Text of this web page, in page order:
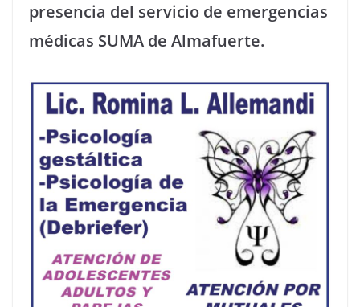
presencia del servicio de emergencias
médicas SUMA de Almafuerte.